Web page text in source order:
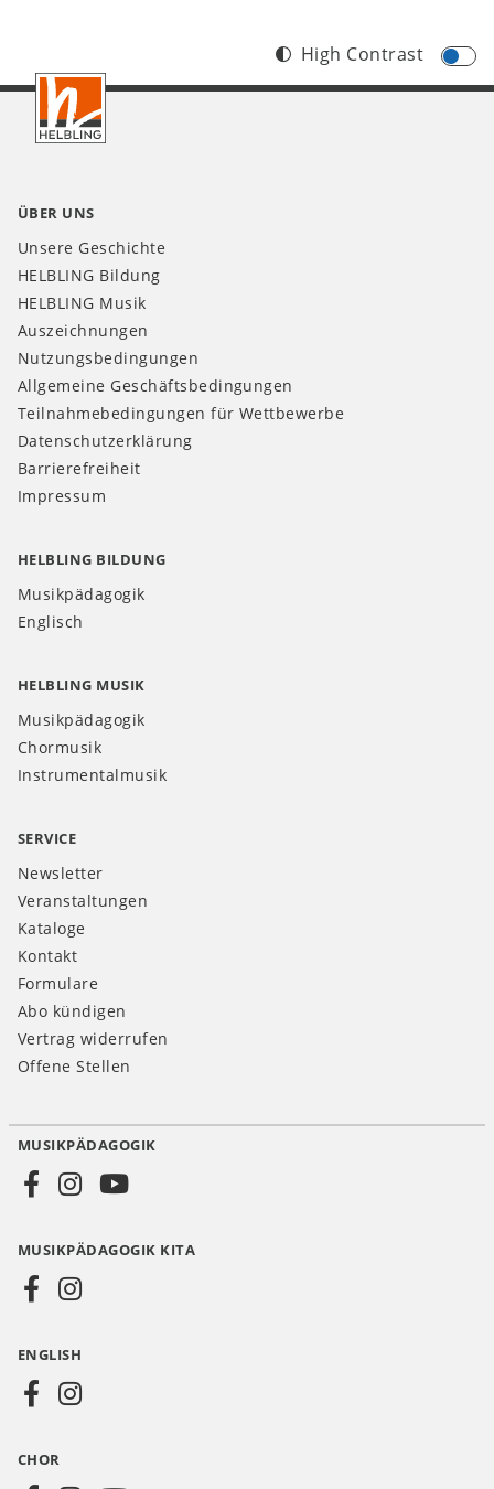
Footer
DE
High Contrast
ÜBER UNS
Unsere Geschichte
HELBLING Bildung
HELBLING Musik
Auszeichnungen
Nutzungsbedingungen
Allgemeine Geschäftsbedingungen
Teilnahmebedingungen für Wettbewerbe
Datenschutzerklärung
Barrierefreiheit
Impressum
HELBLING BILDUNG
Musikpädagogik
Englisch
HELBLING MUSIK
Musikpädagogik
Chormusik
Instrumentalmusik
SERVICE
Newsletter
Veranstaltungen
Kataloge
Kontakt
Formulare
Abo kündigen
Vertrag widerrufen
Offene Stellen
Social
Media
DE
MUSIKPÄDAGOGIK
MUSIKPÄDAGOGIK KITA
ENGLISH
CHOR